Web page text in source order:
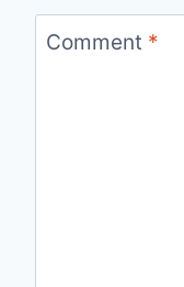
Comment *